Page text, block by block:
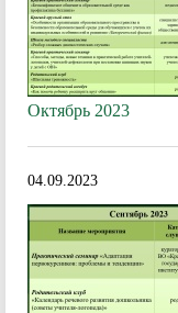
Октябрь 2023
04.09.2023